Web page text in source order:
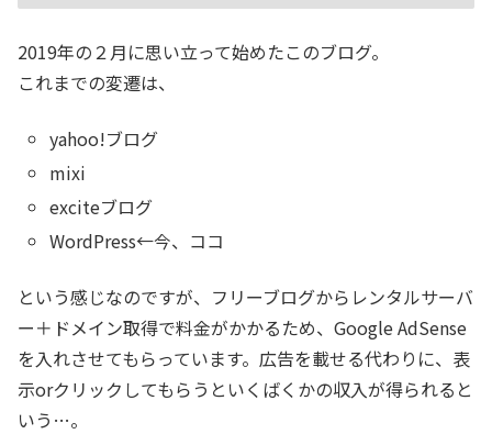
2019年の２月に思い立って始めたこのブログ。
これまでの変遷は、
yahoo!ブログ
mixi
exciteブログ
WordPress←今、ココ
という感じなのですが、フリーブログからレンタルサーバ
ー＋ドメイン取得で料金がかかるため、Google AdSense
を入れさせてもらっています。広告を載せる代わりに、表
示orクリックしてもらうといくばくかの収入が得られると
いう…。